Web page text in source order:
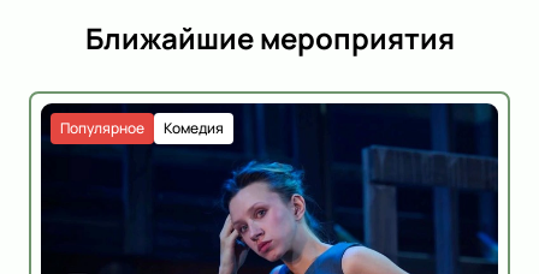
Ближайшие мероприятия
Комедия
Популярное